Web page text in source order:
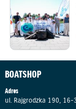
BOATSHOP
Adres
ul. Rajgrodzka 190,